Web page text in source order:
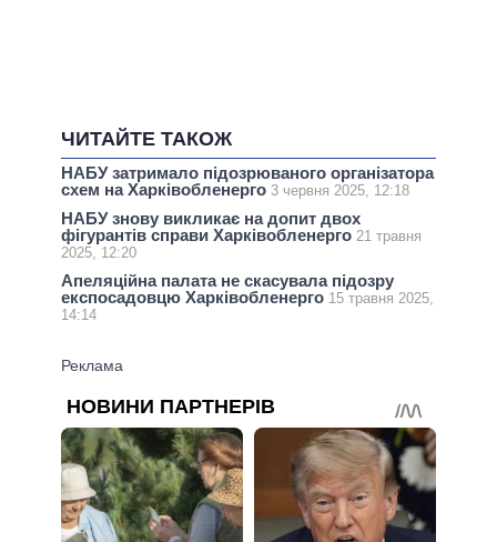
ЧИТАЙТЕ ТАКОЖ
НАБУ затримало підозрюваного організатора
схем на Харківобленерго 3 червня 2025, 12:18
НАБУ знову викликає на допит двох
фігурантів справи Харківобленерго 21 травня
2025, 12:20
Апеляційна палата не скасувала підозру
експосадовцю Харківобленерго 15 травня 2025,
14:14